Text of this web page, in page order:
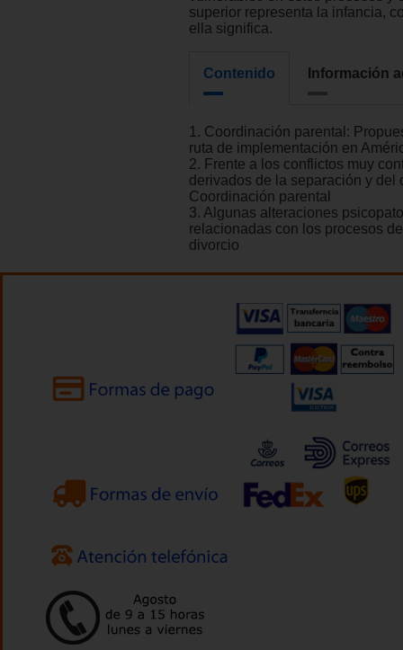
superior representa la infancia,
ella significa.
Contenido Información
1. Coordinación parental:
ruta de implementación en
2. Frente a los conflictos muy
derivados de la separación y del
Coordinación parental
3. Algunas alteraciones
relacionadas con los procesos
divorcio